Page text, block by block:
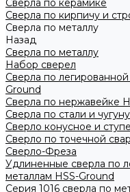
Сверла по керамике
Сверла по кирпичу и
Сверла по металлу
Назад
Сверла по металлу
Набор сверел
Сверла по
Ground
Сверла по нержавейке
Сверла по стали и
Сверло конусное и
Сверло по точечной
Сверло-Фреза
Удлиненные сверла по
металлам HSS-Ground
Серия 1016 сверла по